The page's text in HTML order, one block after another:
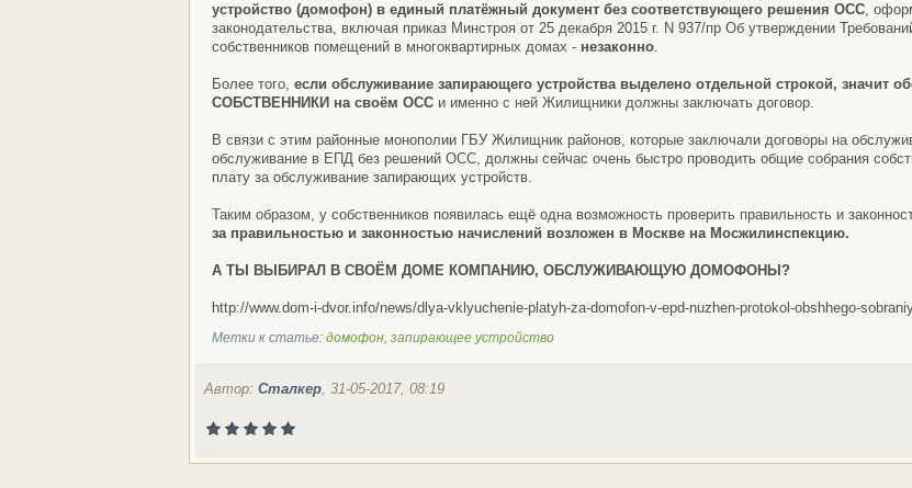
устройство (домофон) в единый платёжный документ без соответствующего решения ОСС,
законодательства, включая приказ Минстроя от 25 декабря 2015 г. N 937/пр Об утверждении
собственников помещений в многоквартирных домах - незаконно.
Более того, если обслуживание запирающего устройства выделено отдельной строкой,
СОБСТВЕННИКИ на своём ОСС и именно с ней Жилищники должны заключать договор.
В связи с этим районные монополии ГБУ Жилищник районов, которые заключали договоры на
обслуживание в ЕПД без решений ОСС, должны сейчас очень быстро проводить общие собрания
плату за обслуживание запирающих устройств.
Таким образом, у собственников появилась ещё одна возможность проверить правильность и
за правильностью и законностью начислений возложен в Москве на Мосжилинспекцию.
А ТЫ ВЫБИРАЛ В СВОЁМ ДОМЕ КОМПАНИЮ, ОБСЛУЖИВАЮЩУЮ ДОМОФОНЫ?
http://www.dom-i-dvor.info/news/dlya-vklyuchenie-platyh-za-domofon-v-epd-nuzhen-protokol-obshhego-
Метки к статье: домофон запирающее устройство
Автор: Сталкер , 31-05-2017, 08:19